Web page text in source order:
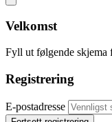
Velkomst
Fyll ut følgende skjema
Registrering
E-postadresse